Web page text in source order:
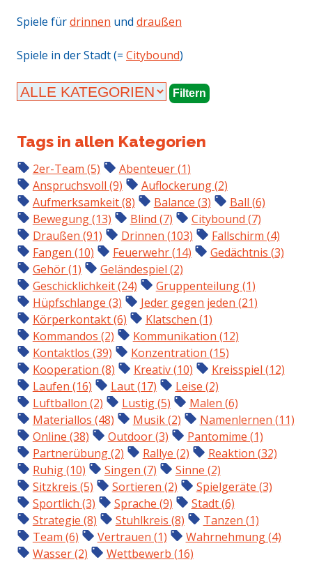
Spiele fürdrinnen und draußen
Spiele in der Stadt (= Citybound)
Tags in allen Kategorien
2er-Team (5)
Abenteuer (1)
Anspruchsvoll (9)
Auflockerung (2)
Aufmerksamkeit (8)
Balance (3)
Ball (6)
Bewegung (13)
Blind (7)
Citybound (7)
Draußen (91)
Drinnen (103)
Fallschirm (4)
Fangen (10)
Feuerwehr (14)
Gedächtnis (3)
Gehör (1)
Geländespiel (2)
Geschicklichkeit (24)
Gruppenteilung (1)
Hüpfschlange (3)
Jeder gegen jeden (21)
Körperkontakt (6)
Klatschen (1)
Kommandos (2)
Kommunikation (12)
Kontaktlos (39)
Konzentration (15)
Kooperation (8)
Kreativ (10)
Kreisspiel (12)
Laufen (16)
Laut (17)
Leise (2)
Luftballon (2)
Lustig (5)
Malen (6)
Materiallos (48)
Musik (2)
Namenlernen (11)
Online (38)
Outdoor (3)
Pantomime (1)
Partnerübung (2)
Rallye (2)
Reaktion (32)
Ruhig (10)
Singen (7)
Sinne (2)
Sitzkreis (5)
Sortieren (2)
Spielgeräte (3)
Sportlich (3)
Sprache (9)
Stadt (6)
Strategie (8)
Stuhlkreis (8)
Tanzen (1)
Team (6)
Vertrauen (1)
Wahrnehmung (4)
Wasser (2)
Wettbewerb (16)